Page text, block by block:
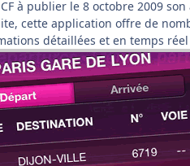
à publier le 8 octobre 2009
cette application offre de
détaillées et en temps